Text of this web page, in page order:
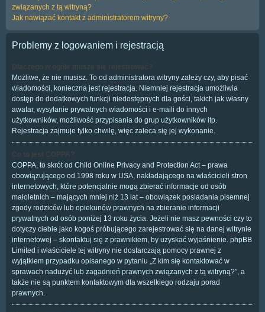
związanych z tą witryną?
Jak nawiązać kontakt z administratorem witryny?
Problemy z logowaniem i rejestracją
Dlaczego w ogóle muszę się rejestrować?
Możliwe, że nie musisz. To od administratora witryny zależy czy, aby pisać
wiadomości, konieczna jest rejestracja. Niemniej rejestracja umożliwia
dostęp do dodatkowych funkcji niedostępnych dla gości, takich jak własny
awatar, wysyłanie prywatnych wiadomości i e-maili do innych
użytkowników, możliwość przypisania do grup użytkowników itp.
Rejestracja zajmuje tylko chwilę, więc zaleca się jej wykonanie.
Co to jest COPPA?
COPPA, to skrót od Child Online Privacy and Protection Act – prawa
obowiązującego od 1998 roku w USA, nakładającego na właścicieli stron
internetowych, które potencjalnie mogą zbierać informacje od osób
małoletnich – mających mniej niż 13 lat – obowiązek posiadania pisemnej
zgody rodziców lub opiekunów prawnych na zbieranie informacji
prywatnych od osób poniżej 13 roku życia. Jeżeli nie masz pewności czy to
dotyczy ciebie jako kogoś próbującego zarejestrować się na danej witrynie
internetowej – skontaktuj się z prawnikiem, by uzyskać wyjaśnienie. phpBB
Limited i właściciele tej witryny nie dostarczają pomocy prawnej z
wyjątkiem przypadku opisanego w pytaniu „Z kim się kontaktować w
sprawach nadużyć lub zagadnień prawnych związanych z tą witryną?”, a
także nie są punktem kontaktowym dla wszelkiego rodzaju porad
prawnych.